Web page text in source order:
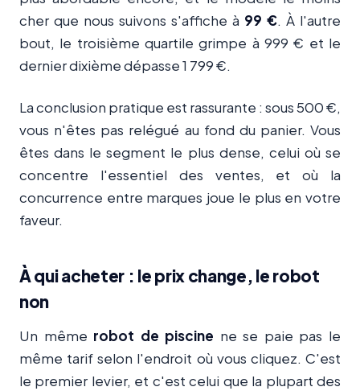
cher que nous suivons s'affiche à 99 €. À l'autre
bout, le troisième quartile grimpe à 999 € et le
dernier dixième dépasse 1 799 €.
La conclusion pratique est rassurante : sous 500 €,
vous n'êtes pas relégué au fond du panier. Vous
êtes dans le segment le plus dense, celui où se
concentre l'essentiel des ventes, et où la
concurrence entre marques joue le plus en votre
faveur.
À qui acheter : le prix change, le robot
non
Un même robot de piscine ne se paie pas le
même tarif selon l'endroit où vous cliquez. C'est
le premier levier, et c'est celui que la plupart des